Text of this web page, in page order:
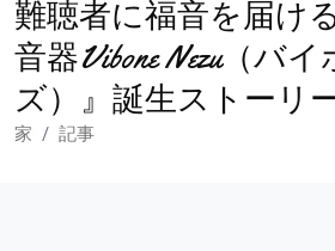
難聴者に福音を届け
音器Vibone Nezu（バ
ズ）』誕生ストーリ
家 記事